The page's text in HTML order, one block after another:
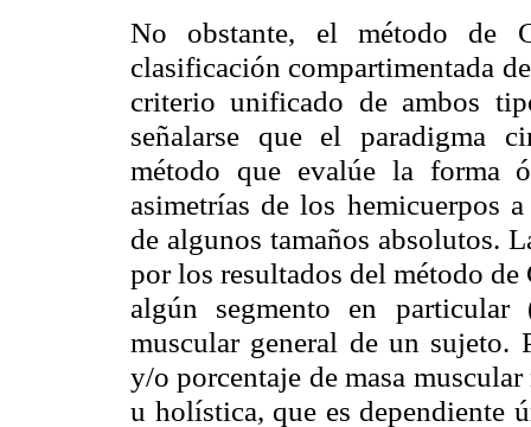
No obstante, el método de
clasificación compartimentada
criterio unificado de ambos
señalarse que el paradigma
método que evalúe la forma
asimetrías de los hemicuerpos
de algunos tamaños absolutos.
por los resultados del método
algún segmento en
muscular general de un sujeto.
y/o porcentaje de masa
u holística, que es dependiente